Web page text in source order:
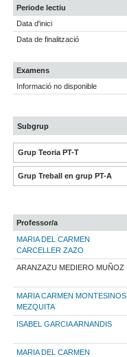
Periode lectiu
Data d'inici
Data de finalització
Examens
Informació no disponible
Subgrup
Grup Teoria PT-T
Grup Treball en grup PT-A
Professor/a
MARIA DEL CARMEN
CARCELLER ZAZO
ARANZAZU MEDIERO MUÑOZ
MARIA CARMEN MONTESINOS
MEZQUITA
ISABEL GARCIA ARNANDIS
MARIA DEL CARMEN